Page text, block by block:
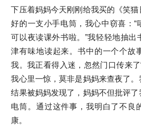
下压着妈妈今天刚刚给我买的《笑
好的一支小手电筒，我心中窃喜：“
可以夜读课外书啦。”我轻轻地抽出
津有味地读起来。书中的一个个故
我。我正看得入迷，忽然门口传来了
我心里一惊，莫非是妈妈来查夜了。
结果被妈妈发现了，妈妈不但批评
电筒。通过这件事，我明白了不良
康。